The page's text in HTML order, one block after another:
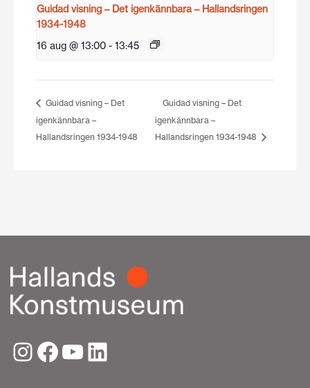
Guidad visning – Det igenkännbara – Hallandsringen
1934-1948
16 aug @ 13:00 - 13:45
Guidad visning – Det
igenkännbara –
Hallandsringen 1934-1948
Guidad visning – Det
igenkännbara –
Hallandsringen 1934-1948